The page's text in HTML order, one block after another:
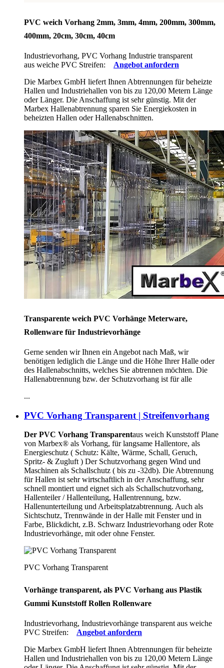
PVC weich Vorhang 2mm, 3mm, 4mm, 200mm, 300mm,
400mm, 20cm, 30cm, 40cm
Industrievorhang, PVC Vorhang Industrie transparent
aus weiche PVC Streifen:
Angebot anfordern
Die Marbex GmbH liefert Ihnen Abtrennungen für beheizte
Hallen und Industriehallen von bis zu 120,00 Metern Länge
oder Länger. Die Anschaffung ist sehr günstig. Mit der
Marbex Hallenabtrennung sparen Sie Energiekosten in
beheizten Hallen oder Hallenabschnitten.
Transparente weich PVC Vorhänge Meterware,
Rollenware für Industrievorhänge
Gerne senden wir Ihnen ein Angebot nach Maß, wir
benötigen lediglich die Länge und die Höhe Ihrer Halle oder
des Hallenabschnitts, welches Sie abtrennen möchten. Die
Hallenabtrennung bzw. der Schutzvorhang ist für alle
...
PVC Vorhang Transparent | Streifenvorhang
Der PVC Vorhang Transparentaus weich Kunststoff Plane
von Marbex® als Vorhang, für langsame Hallentore, als
Energieschutz ( Schutz: Kälte, Wärme, Schall, Geruch,
Spritz- & Zugluft ) Der Schutzvorhang gegen Wind und
Maschinen als Schallschutz ( bis zu -32db). Die Abtrennung
für Hallen ist sehr wirtschaftlich in der Anschaffung, sehr
schnell montiert und eignet sich als Schallschutzvorhang,
Hallenteiler /Hallenteilung, Hallentrennung, bzw.
Hallenunterteilung und Arbeitsplatzabtrennung. Auch als
Sichtschutz, Trennwände in der Halle mit Fenster und in
Farbe, Blickdicht, z.B. Schwarz Industrievorhang oder Rote
Industrievorhänge, mit oder ohne Fenster.
PVC Vorhang Transparent
Vorhänge transparent, als PVC Vorhang aus Plastik
Gummi Kunststoff Rollen Rollenware
Industrievorhang, Industrievorhänge transparent aus weiche
PVC Streifen:
Angebot anfordern
Die Marbex GmbH liefert Ihnen Abtrennungen für beheizte
Hallen und Industriehallen von bis zu 120,00 Metern Länge